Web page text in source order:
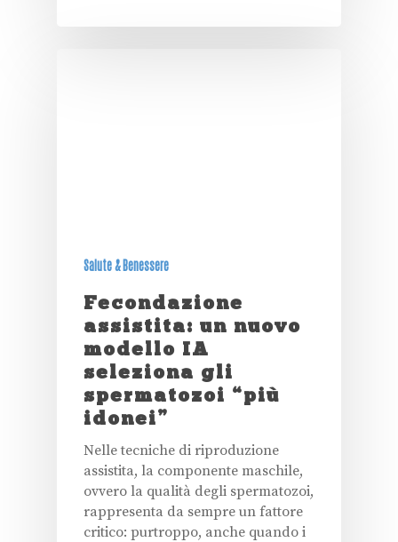
Salute & Benessere
Fecondazione
assistita: un nuovo
modello IA
seleziona gli
spermatozoi “più
idonei”
Nelle tecniche di riproduzione
assistita, la componente maschile,
ovvero la qualità degli spermatozoi,
rappresenta da sempre un fattore
critico: purtroppo, anche quando i